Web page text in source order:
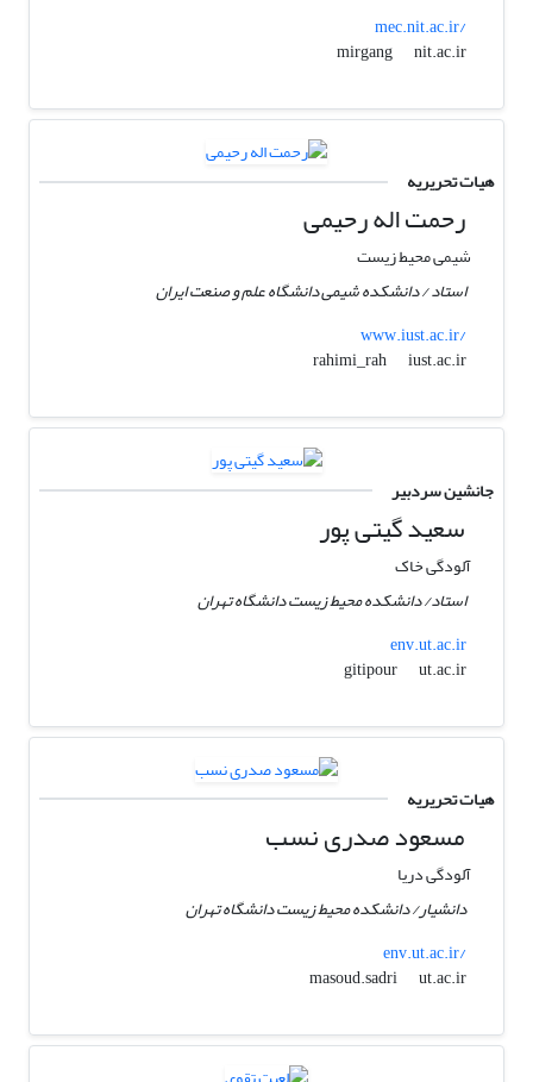
mec.nit.ac.ir/
mirgang
nit.ac.ir
هیات تحریریه
رحمت اله رحیمی
شیمی محیط زیست
استاد / دانشکده شیمی دانشگاه علم و صنعت ایران
www.iust.ac.ir/
rahimi_rah
iust.ac.ir
جانشین سردبیر
سعید گیتی پور
آلودگی خاک
استاد/ دانشکده محیط زیست دانشگاه تهران
env.ut.ac.ir
gitipour
ut.ac.ir
هیات تحریریه
مسعود صدری نسب
آلودگی دریا
دانشیار/ دانشکده محیط زیست دانشگاه تهران
env.ut.ac.ir/
masoud.sadri
ut.ac.ir